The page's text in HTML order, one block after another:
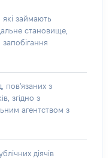
займають
становище,
пов'язаних з
згідно з
агентством з
діячів